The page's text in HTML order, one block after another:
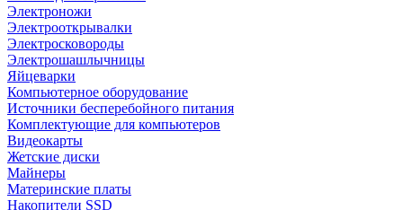
Электроножи
Электрооткрывалки
Электросковороды
Электрошашлычницы
Яйцеварки
Компьютерное оборудование
Источники бесперебойного питания
Комплектующие для компьютеров
Видеокарты
Жетские диски
Майнеры
Материнские платы
Накопители SSD